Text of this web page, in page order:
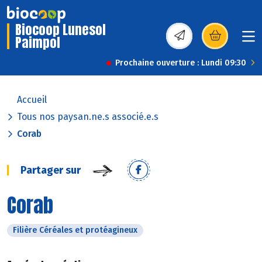
Biocoop Lunesol
Paimpol (s’ouvre dans une
Prochaine ouverture : Lundi 09:30
Accueil
Tous nos paysan.ne.s associé.e.s
Corab
Partager sur
Corab
Filière Céréales et protéagineux